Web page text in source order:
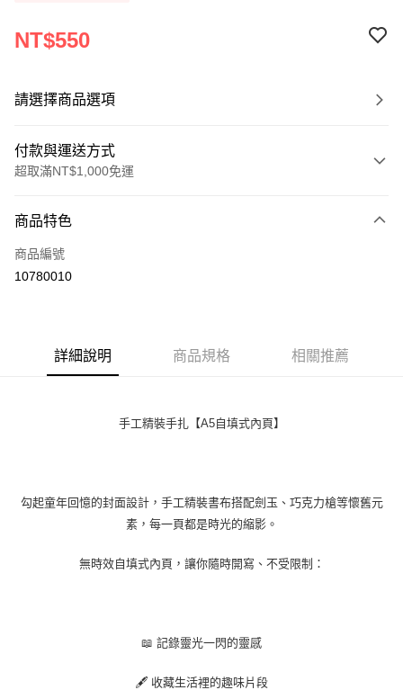
NT$550
請選擇商品選項
付款與運送方式
超取滿NT$1,000免運
信用卡一次付款
超商取貨付款
每筆NT$60，滿NT$1,000(含以上)免運費
商品特色
商品編號
10780010
詳細說明 商品規格 相關推薦
手工精裝手扎【A5自填式內頁】
勾起童年回憶的封面設計，手工精裝書布搭配劍玉、巧克力槍等懷舊元
素，每一頁都是時光的縮影。
無時效自填式內頁，讓你隨時開寫、不受限制：
📖 記錄靈光一閃的靈感
🖋 收藏生活裡的趣味片段